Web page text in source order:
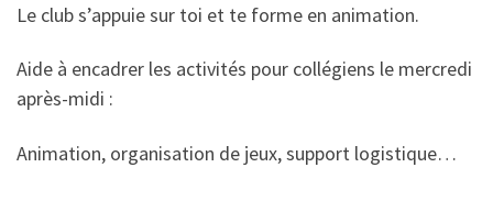
Le club s’appuie sur toi et te forme en animation.
Aide à encadrer les activités pour collégiens le mercredi
après-midi :
Animation, organisation de jeux, support logistique…